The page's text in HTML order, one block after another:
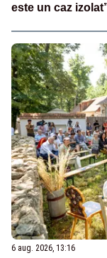
este un caz
6 aug. 2026, 13:16